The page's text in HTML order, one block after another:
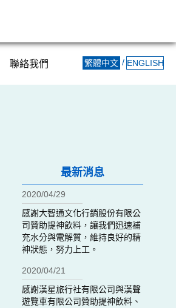
聯絡我們 ENGLISH
/
繁體中文
最新消息
2020/04/29
感謝大智通文化行銷股份有限公
司贊助提神飲料，讓我們迅速補
充水分與電解質，維持良好的精
神狀態，努力上工。
2020/04/21
感謝漢星旅行社有限公司與漢聲
遊覽車有限公司贊助提神飲料、